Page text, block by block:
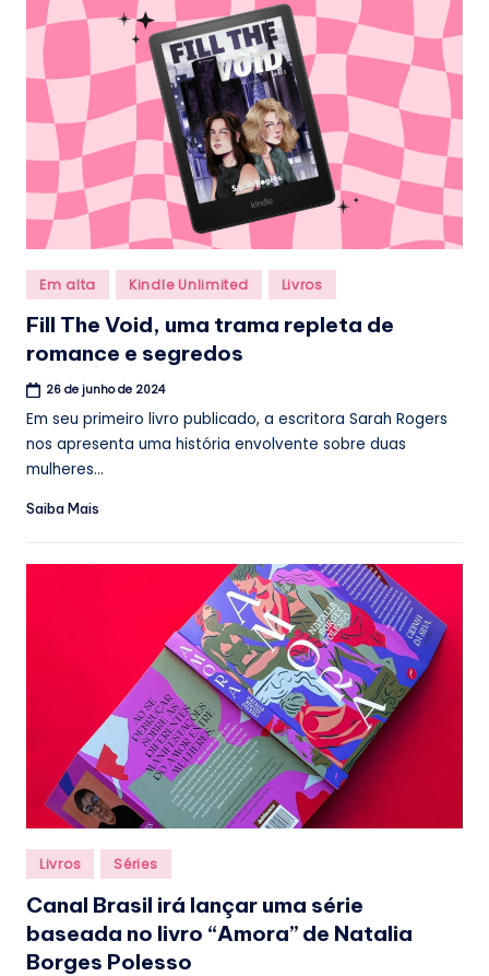
r
Posted
in
Em alta Kindle Unlimited Livros
Fill The Void, uma trama repleta de
romance e segredos
26 de junho de 2024
Em seu primeiro livro publicado, a escritora Sarah Rogers
nos apresenta uma história envolvente sobre duas
mulheres...
Saiba Mais
Posted
in
Livros Séries
Canal Brasil irá lançar uma série
baseada no livro “Amora” de Natalia
Borges Polesso